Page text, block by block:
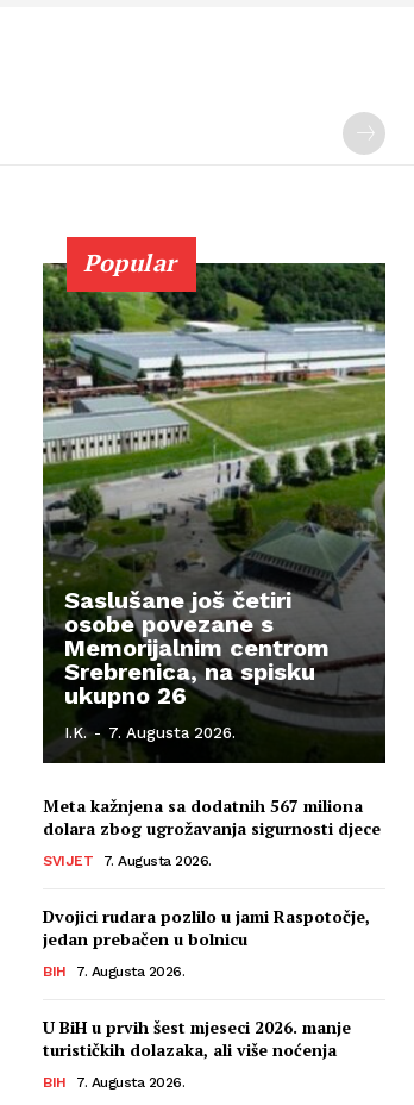
Popular
Saslušane još četiri
osobe povezane s
Memorijalnim centrom
Srebrenica, na spisku
ukupno 26
I.K. - 7. Augusta 2026.
Meta kažnjena sa dodatnih 567 miliona
dolara zbog ugrožavanja sigurnosti djece
SVIJET 7. Augusta 2026.
Dvojici rudara pozlilo u jami Raspotočje,
jedan prebačen u bolnicu
BIH 7. Augusta 2026.
U BiH u prvih šest mjeseci 2026. manje
turističkih dolazaka, ali više noćenja
BIH 7. Augusta 2026.